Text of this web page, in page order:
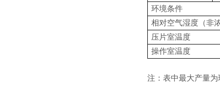
环境条件
相对空气湿度（非
压片室温度
操作室温度
注：表中最大产量